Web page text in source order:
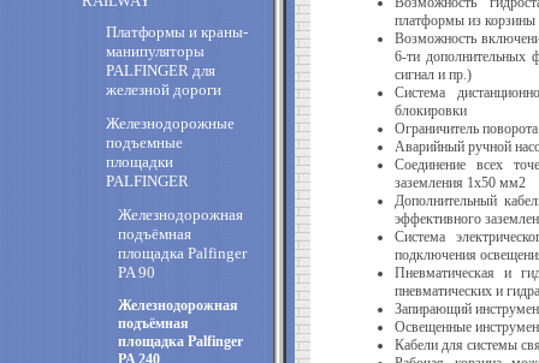
Платформы и краны-
манипуляторы
PALFINGER для
железной дороги
Железнодорожные
подъемные
площадки
PALFINGER
Железнодорожная
подъёмная
площадка Palfinger
PA 90
Железнодорожная
подъёмная
площадка Palfinger
PA 240
платформы из корзины
Возможность
6-ти дополнительных
сигнал и пр.)
Система
блокировки
Ограничитель
Аварийный ручной
Соединение всех
заземления 1х50 мм2
Дополнительный
эффективного
Система
подключения
Пневматическая и
пневматических и
Запирающий
Освещенные
Кабели для системы